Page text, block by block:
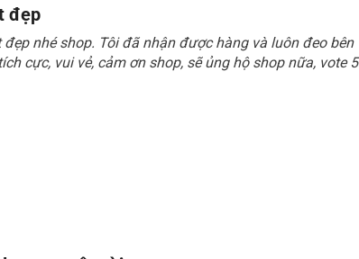
đẹp
nhé shop. Tôi đã nhận được hàng và luôn đeo bên
cực, vui vẻ, cảm ơn shop, sẽ ủng hộ shop nữa, vote 5